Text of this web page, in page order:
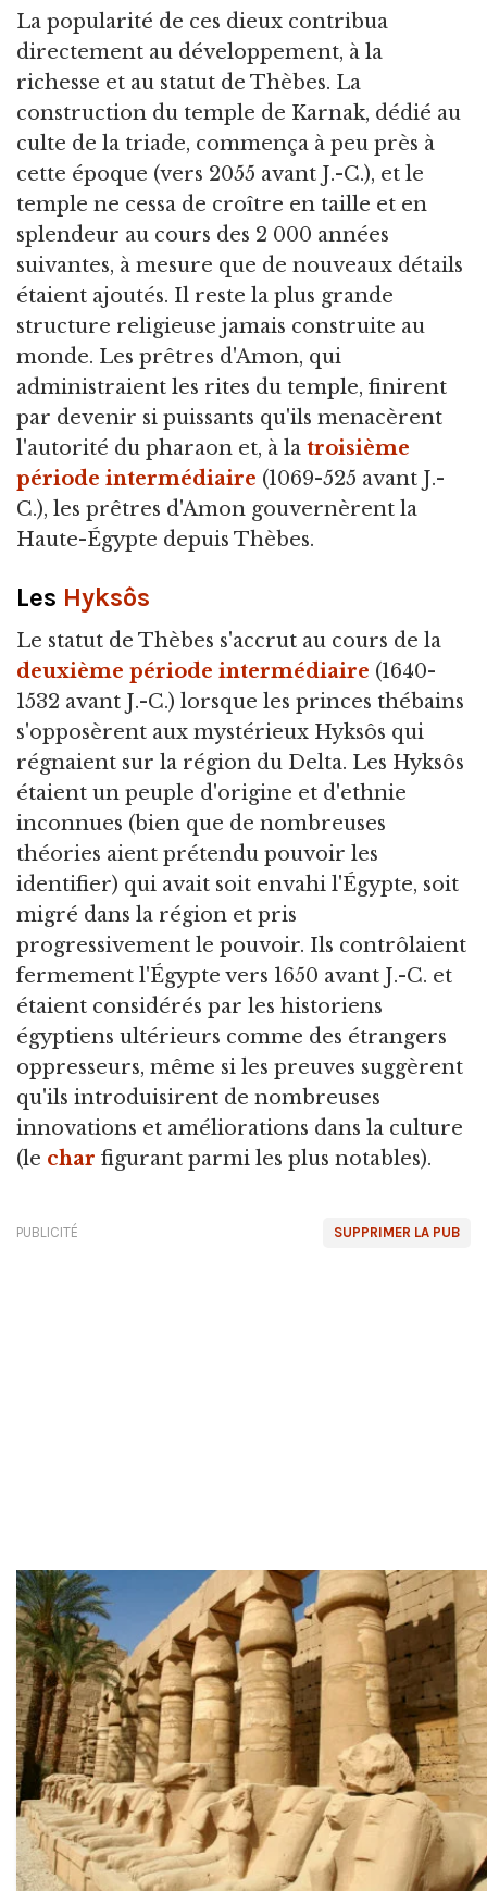
La popularité de ces dieux contribua
directement au développement, à la
richesse et au statut de Thèbes. La
construction du temple de Karnak, dédié au
culte de la triade, commença à peu près à
cette époque (vers 2055 avant J.-C.), et le
temple ne cessa de croître en taille et en
splendeur au cours des 2 000 années
suivantes, à mesure que de nouveaux détails
étaient ajoutés. Il reste la plus grande
structure religieuse jamais construite au
monde. Les prêtres d'Amon, qui
administraient les rites du temple, finirent
par devenir si puissants qu'ils menacèrent
l'autorité du pharaon et, à la troisième
période intermédiaire (1069-525 avant J.-
C.), les prêtres d'Amon gouvernèrent la
Haute-Égypte depuis Thèbes.
Les Hyksôs
Le statut de Thèbes s'accrut au cours de la
deuxième période intermédiaire (1640-
1532 avant J.-C.) lorsque les princes thébains
s'opposèrent aux mystérieux Hyksôs qui
régnaient sur la région du Delta. Les Hyksôs
étaient un peuple d'origine et d'ethnie
inconnues (bien que de nombreuses
théories aient prétendu pouvoir les
identifier) qui avait soit envahi l'Égypte, soit
migré dans la région et pris
progressivement le pouvoir. Ils contrôlaient
fermement l'Égypte vers 1650 avant J.-C. et
étaient considérés par les historiens
égyptiens ultérieurs comme des étrangers
oppresseurs, même si les preuves suggèrent
qu'ils introduisirent de nombreuses
innovations et améliorations dans la culture
(le char figurant parmi les plus notables).
SUPPRIMER LA PUB
PUBLICITÉ